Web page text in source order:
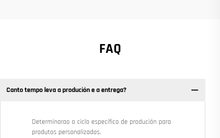
FAQ
Canto tempo leva a produción e a entrega?
Determinarao o ciclo específico de produción para
produtos personalizados.